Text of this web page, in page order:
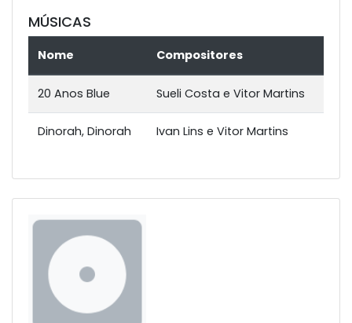
MÚSICAS
Nome Compositores
20 Anos Blue Sueli Costa e Vitor Martins
Dinorah, Dinorah Ivan Lins e Vitor Martins